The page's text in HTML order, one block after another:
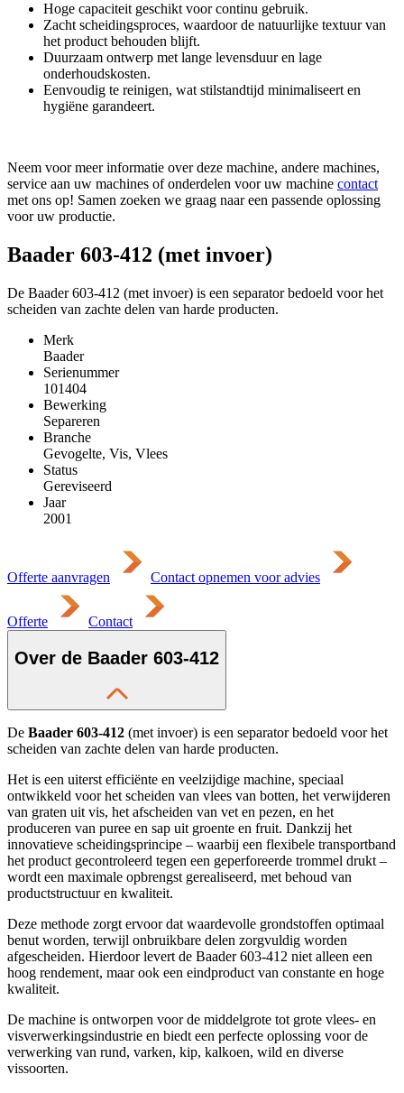
Hoge capaciteit geschikt voor continu gebruik.
Zacht scheidingsproces, waardoor de natuurlijke textuur van
het product behouden blijft.
Duurzaam ontwerp met lange levensduur en lage
onderhoudskosten.
Eenvoudig te reinigen, wat stilstandtijd minimaliseert en
hygiëne garandeert.
Neem voor meer informatie over deze machine, andere machines,
service aan uw machines of onderdelen voor uw machine contact
met ons op! Samen zoeken we graag naar een passende oplossing
voor uw productie.
Baader 603-412 (met invoer)
De Baader 603-412 (met invoer) is een separator bedoeld voor het
scheiden van zachte delen van harde producten.
Merk
Baader
Serienummer
101404
Bewerking
Separeren
Branche
Gevogelte, Vis, Vlees
Status
Gereviseerd
Jaar
2001
Offerte aanvragen Contact opnemen voor advies
Offerte Contact
Over de Baader 603-412
De Baader 603-412 (met invoer) is een separator bedoeld voor het
scheiden van zachte delen van harde producten.
Het is een uiterst efficiënte en veelzijdige machine, speciaal
ontwikkeld voor het scheiden van vlees van botten, het verwijderen
van graten uit vis, het afscheiden van vet en pezen, en het
produceren van puree en sap uit groente en fruit. Dankzij het
innovatieve scheidingsprincipe – waarbij een flexibele transportband
het product gecontroleerd tegen een geperforeerde trommel drukt –
wordt een maximale opbrengst gerealiseerd, met behoud van
productstructuur en kwaliteit.
Deze methode zorgt ervoor dat waardevolle grondstoffen optimaal
benut worden, terwijl onbruikbare delen zorgvuldig worden
afgescheiden. Hierdoor levert de Baader 603-412 niet alleen een
hoog rendement, maar ook een eindproduct van constante en hoge
kwaliteit.
De machine is ontworpen voor de middelgrote tot grote vlees- en
visverwerkingsindustrie en biedt een perfecte oplossing voor de
verwerking van rund, varken, kip, kalkoen, wild en diverse
vissoorten.